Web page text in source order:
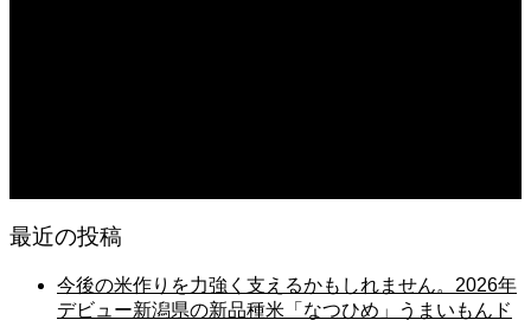
最近の投稿
今後の米作りを力強く支えるかもしれません。2026年
デビュー新潟県の新品種米「なつひめ」うまいもんド